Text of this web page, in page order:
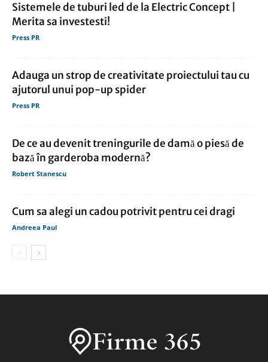
Sistemele de tuburi led de la Electric Concept |
Merita sa investesti!
Press PR
Adauga un strop de creativitate proiectului tau cu
ajutorul unui pop-up spider
Press PR
De ce au devenit treningurile de damă o piesă de
bază în garderoba modernă?
Robert Stanescu
Cum sa alegi un cadou potrivit pentru cei dragi
Andreea Paul